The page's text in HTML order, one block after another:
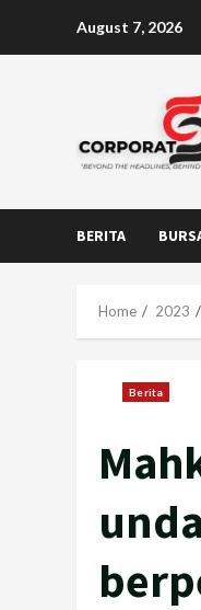
August 7, 2026
BERITA
Home 2023
Berita